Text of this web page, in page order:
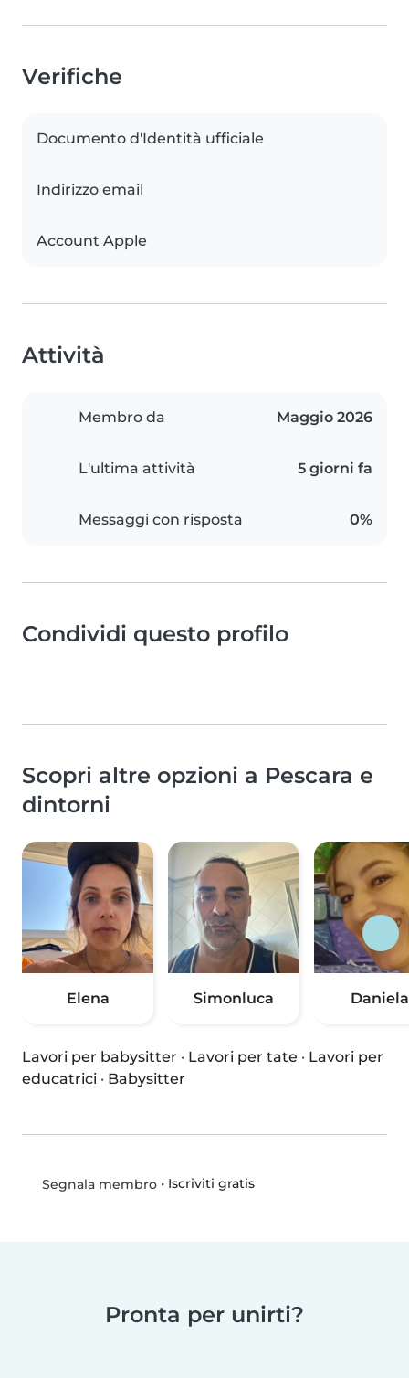
Verifiche
Documento d'Identità ufficiale
Indirizzo email
Account Apple
Attività
Membro da Maggio 2026
L'ultima attività 5 giorni fa
Messaggi con risposta 0%
Condividi questo profilo
Scopri altre opzioni a Pescara e
dintorni
Elena Simonluca Daniela
Lavori per babysitter · Lavori per tate · Lavori per
educatrici · Babysitter
Segnala membro• Iscriviti gratis
Pronta per unirti?